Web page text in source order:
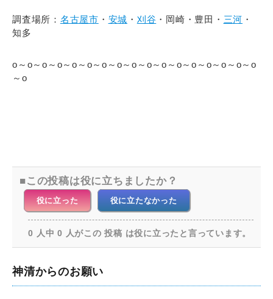
調査場所： 名古屋市 ・ 安城 ・ 刈谷 ・岡崎・豊田・ 三河 ・
知多
o～o～o～o～o～o～o～o～o～o～o～o～o～o～o～o～o
～o
この投稿は役に立ちましたか？
役に立った 役に立たなかった
0 人中 0 人がこの 投稿 は役に立ったと言っています。
神清からのお願い